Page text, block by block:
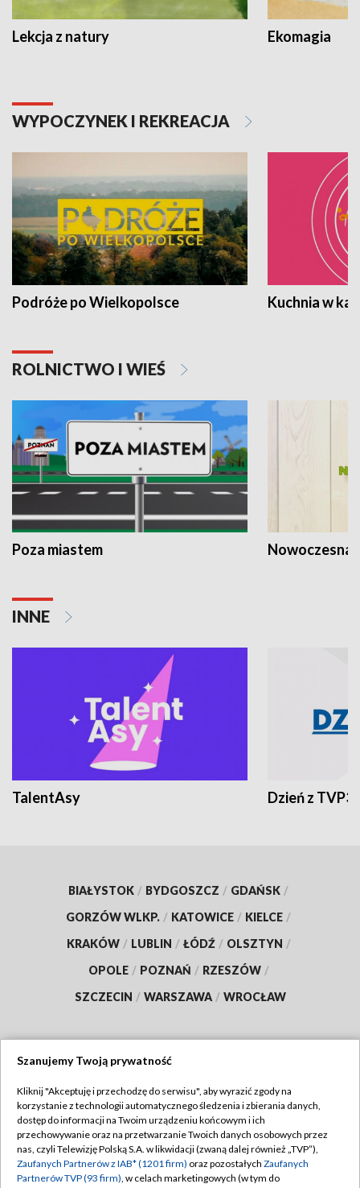
Lekcja z natury Ekomagia
WYPOCZYNEK I REKREACJA
Podróże po Wielkopolsce Kuchnia w
ROLNICTWO I WIEŚ
Poza miastem Nowoczesna
INNE
TalentAsy Dzień z TVP3
BIAŁYSTOK / BYDGOSZCZ / GDAŃSK /
GORZÓW WLKP. / KATOWICE / KIELCE /
KRAKÓW / LUBLIN / ŁÓDŹ / OLSZTYN /
OPOLE / POZNAŃ / RZESZÓW /
SZCZECIN / WARSZAWA / WROCŁAW
TVP
Abonament TVP
Emisja w TVP
Regulamin TVP
Polityka prywatności
Szanujemy Twoją prywatność
Kliknij "Akceptuję i przechodzę do serwisu", aby wyrazić zgody na
korzystanie z technologii automatycznego śledzenia i zbierania danych,
dostęp do informacji na Twoim urządzeniu końcowym i ich
przechowywanie oraz na przetwarzanie Twoich danych osobowych przez
nas, czyli Telewizję Polską S.A. w likwidacji (zwaną dalej również „TVP”),
Zaufanych Partnerów z IAB* (1201 firm) oraz pozostałych Zaufanych
Partnerów TVP (93 firm), w celach marketingowych (w tym do